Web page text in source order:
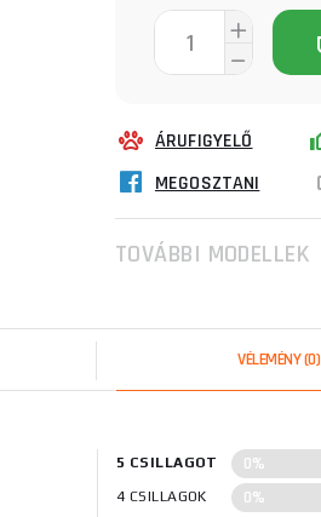
ÁRUFIGYELŐ
MEGOSZTANI
TOVÁBBI MODELLEK
VÉLEMÉNY(0)
5 CSILLAGOT 0%
4 CSILLAGOK 0%